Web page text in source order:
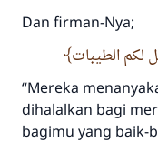
Dan firman-Nya;
لكم الطيبات
“Mereka
dihalalkan bagi
bagimu yang baik-
Bantu kami
"Siapa yang
meka dia
sama